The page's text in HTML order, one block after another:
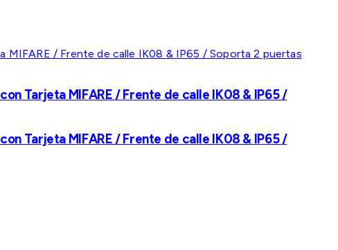
Tarjeta MIFARE / Frente de calle IK08 & IP65 /
Tarjeta MIFARE / Frente de calle IK08 & IP65 /